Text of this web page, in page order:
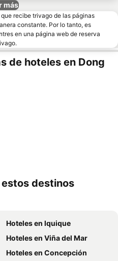
más
recibe trivago de las páginas
constante. Por lo tanto, es
en una página web de reserva
de hoteles en Dong
destinos
Hoteles en Iquique
Hoteles en Viña del Mar
Hoteles en Concepción